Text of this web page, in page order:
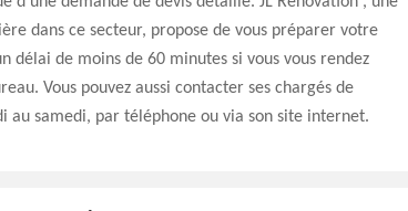
dans ce secteur, propose de vous préparer votre
délai de moins de 60 minutes si vous vous rendez
Vous pouvez aussi contacter ses chargés de
au samedi, par téléphone ou via son site internet.